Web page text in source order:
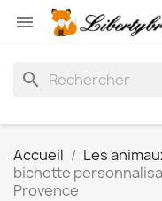

search
Accueil Les
bichette
Provence